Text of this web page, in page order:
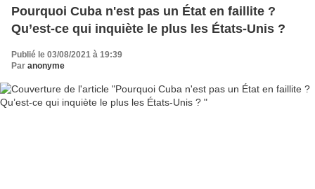
Pourquoi Cuba n'est pas un État en faillite ?
Qu’est-ce qui inquiète le plus les États-Unis ?
Publié le 03/08/2021 à 19:39
Par anonyme